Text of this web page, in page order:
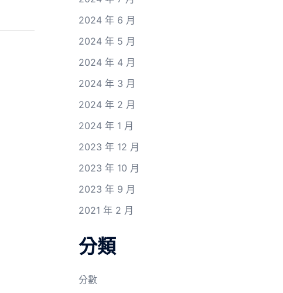
2024 年 6 月
2024 年 5 月
2024 年 4 月
2024 年 3 月
2024 年 2 月
2024 年 1 月
2023 年 12 月
2023 年 10 月
2023 年 9 月
2021 年 2 月
分類
分數